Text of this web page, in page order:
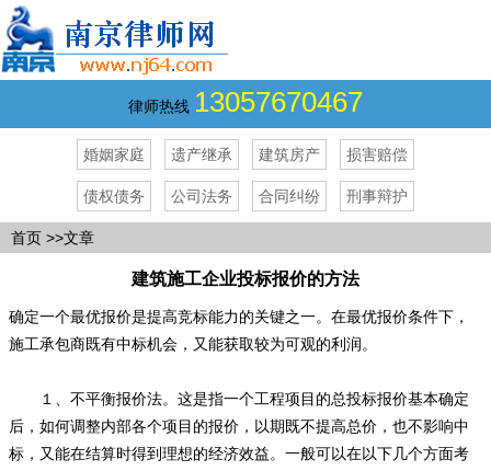
律师热线 13057670467
婚姻家庭 遗产继承 建筑房产 损害赔偿
债权债务 公司法务 合同纠纷 刑事辩护
首页 >>文章
建筑施工企业投标报价的方法
确定一个最优报价是提高竞标能力的关键之一。在最优报价条件下，
施工承包商既有中标机会，又能获取较为可观的利润。
１、不平衡报价法。这是指一个工程项目的总投标报价基本确定
后，如何调整内部各个项目的报价，以期既不提高总价，也不影响中
标，又能在结算时得到理想的经济效益。一般可以在以下几个方面考